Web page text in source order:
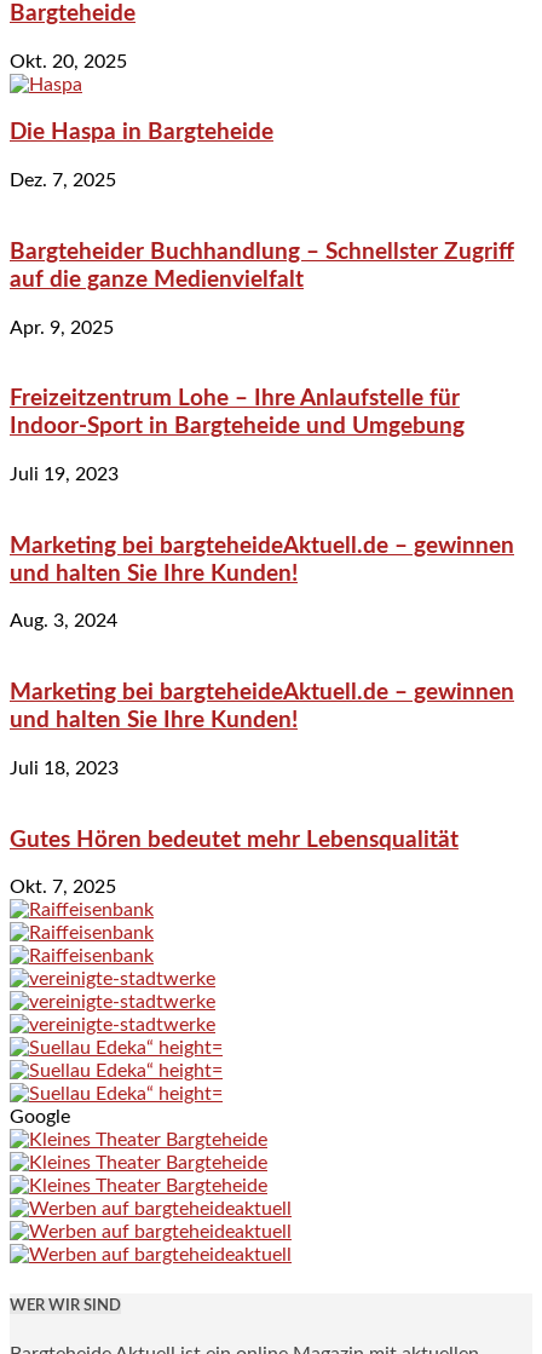
Bargteheide
Okt. 20, 2025
Die Haspa in Bargteheide
Dez. 7, 2025
Bargteheider Buchhandlung – Schnellster Zugriff
auf die ganze Medienvielfalt
Apr. 9, 2025
Freizeitzentrum Lohe – Ihre Anlaufstelle für
Indoor-Sport in Bargteheide und Umgebung
Juli 19, 2023
Marketing bei bargteheideAktuell.de – gewinnen
und halten Sie Ihre Kunden!
Aug. 3, 2024
Marketing bei bargteheideAktuell.de – gewinnen
und halten Sie Ihre Kunden!
Juli 18, 2023
Gutes Hören bedeutet mehr Lebensqualität
Okt. 7, 2025
Google
WER WIR SIND